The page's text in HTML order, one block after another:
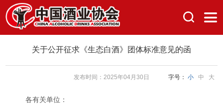
关于公开征求《生态白酒》团体标准意见的函
发布时间：2025年04月30日 字号： 小 中 大
各有关单位：